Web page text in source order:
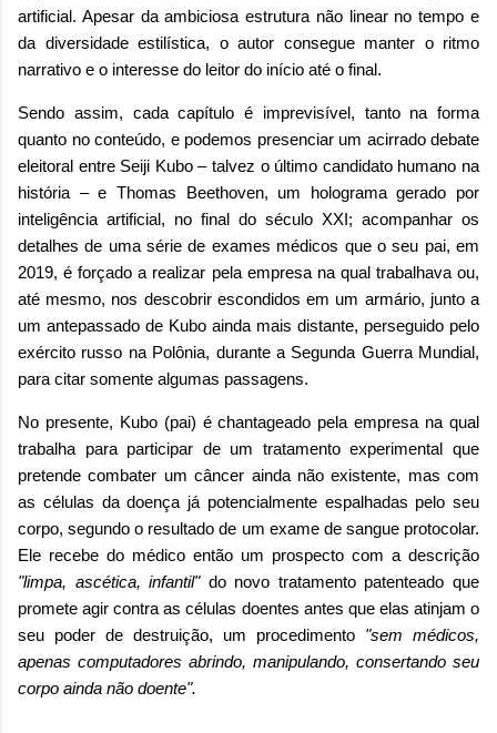
artificial. Apesar da ambiciosa estrutura não linear no tempo e
da diversidade estilística, o autor consegue manter o ritmo
narrativo e o interesse do leitor do início até o final.
Sendo assim, cada capítulo é imprevisível, tanto na forma
quanto no conteúdo, e podemos presenciar um acirrado debate
eleitoral entre Seiji Kubo – talvez o último candidato humano na
história – e Thomas Beethoven, um holograma gerado por
inteligência artificial, no final do século XXI; acompanhar os
detalhes de uma série de exames médicos que o seu pai, em
2019, é forçado a realizar pela empresa na qual trabalhava ou,
até mesmo, nos descobrir escondidos em um armário, junto a
um antepassado de Kubo ainda mais distante, perseguido pelo
exército russo na Polônia, durante a Segunda Guerra Mundial,
para citar somente algumas passagens.
No presente, Kubo (pai) é chantageado pela empresa na qual
trabalha para participar de um tratamento experimental que
pretende combater um câncer ainda não existente, mas com
as células da doença já potencialmente espalhadas pelo seu
corpo, segundo o resultado de um exame de sangue protocolar.
Ele recebe do médico então um prospecto com a descrição
"limpa, ascética, infantil"do novo tratamento patenteado que
promete agir contra as células doentes antes que elas atinjam o
seu poder de destruição, um procedimento "sem médicos,
apenas computadores abrindo, manipulando, consertando seu
corpo ainda não doente".